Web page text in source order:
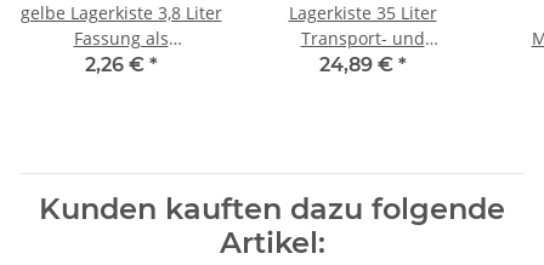
gelbe Lagerkiste 3,8 Liter
Fassung als
Kunststoffkasten
2,26 € *
Lagerkiste 35 Liter
Transport- und
Werkzeugkiste 50 kg
24,89 € *
Kunden kauften dazu folgende
Artikel: